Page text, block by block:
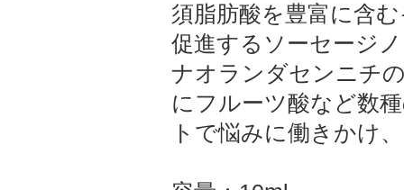
須脂肪酸を豊富に含
促進するソーセージ
ナオランダセンニチ
にフルーツ酸など数
トで悩みに働きかけ